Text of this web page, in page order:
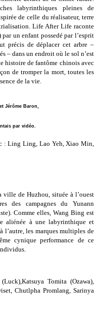
labyrinthiques pleines de
de celle du réalisateur, terre
Life After Life raconte
un enfant possedé par l’esprit
précis de déplacer cet arbre –
– dans un endroit où le sol n’est
histoire de fantôme chinois avec
de tromper la mort, toutes les
de la vie.
Jérôme Baron,
par vidéo.
: Ling Ling, Lao Yeh, Xiao Min,
ville de Huzhou, située à l’ouest
des campagnes du Yunann
Comme elles, Wang Bing est
aliénée à une labyrinthique et
l’autre, les marques multiples de
cynique performance de ce
Tomita (Ozawa),
Chutlpha Promlang, Sarinya